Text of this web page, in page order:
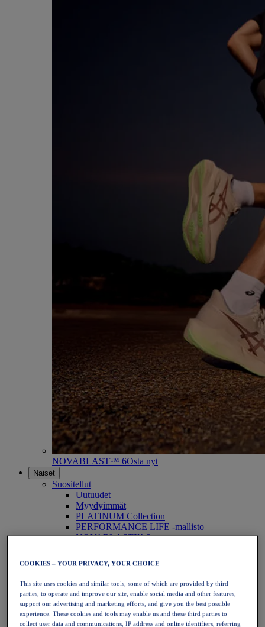
NOVABLAST™ 6Osta nyt
Naiset
Suositellut
Uutuudet
Myydyimmät
PLATINUM Collection
PERFORMANCE LIFE -mallisto
NOVABLAST™ 6
Juoksu
Polkujuoksu
Tennis
Lentopallo
Käsipallo
Padel
Verkkopallo
COOKIES – YOUR PRIVACY, YOUR CHOICE
This site uses cookies and similar tools, some of which are provided by third
parties, to operate and improve our site, enable social media and other features,
support our advertising and marketing efforts, and give you the best possible
experience. These cookies and tools may enable us and these third parties to
collect user data and communications, IP address and online identifiers, referring